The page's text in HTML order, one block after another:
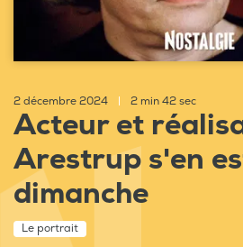
2 décembre 2024 2 min 42 sec
Acteur et
Arestrup s'en
dimanche
Le portrait